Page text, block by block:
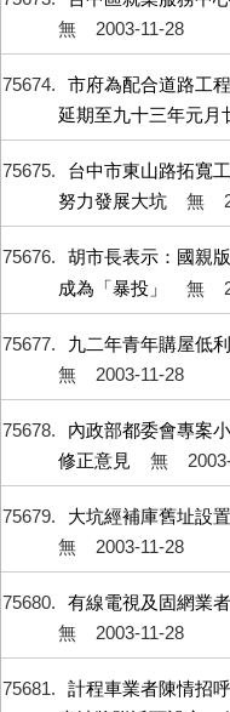
無
2003-11-28
75674
市府為配合道路工
延期至九十三年元月
75675
台中市東山路拓寬
努力發展大坑
無
75676
胡市長表示：國親
成為「暴投」
無
75677
九二年青年購屋低
無
2003-11-28
75678
內政部都委會專案
修正意見
無
75679
大坑經補庫舊址設
無
2003-11-28
75680
有線電視及固網業
無
2003-11-28
75681
計程車業者陳情招